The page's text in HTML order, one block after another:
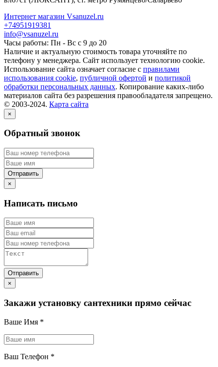
Интернет магазин Vsanuzel.ru
+74951919381
info@vsanuzel.ru
Часы работы: Пн - Вс с 9 до 20
Наличие и актуальную стоимость товара уточняйте по
телефону у менеджера. Сайт использует технологию cookie.
Использование сайта означает согласие с правилами
использования cookie, публичной офертой и политикой
обработки персональных данных. Копирование каких-либо
материалов сайта без разрешения правообладателя запрещено.
© 2003-2024. Карта сайта
×
Обратный звонок
×
Написать письмо
×
Закажи установку сантехники прямо сейчас
Ваше Имя *
Ваш Телефон *